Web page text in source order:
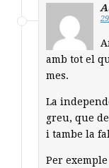
amb tot el
mes.
La
greu, que
i tambe la
Per